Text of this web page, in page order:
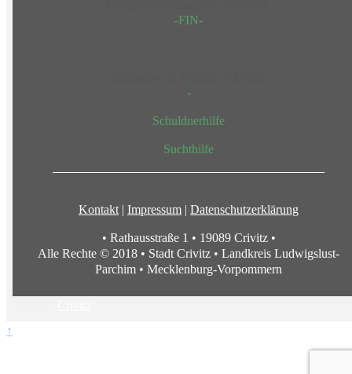
-FIN-
-
Schuldnerhilfe
Suchthilfe
Kontakt| Impressum | Datenschutzerklärung
• Rathausstraße 1 • 19089 Crivitz •
Alle Rechte © 2018 • Stadt Crivitz • Landkreis Ludwigslust-
Parchim • Mecklenburg-Vorpommern
↑